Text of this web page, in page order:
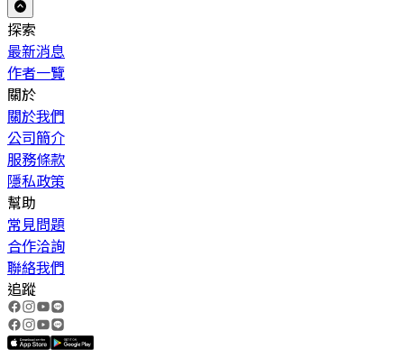
探索
最新消息
作者一覽
關於
關於我們
公司簡介
服務條款
隱私政策
幫助
常見問題
合作洽詢
聯絡我們
追蹤